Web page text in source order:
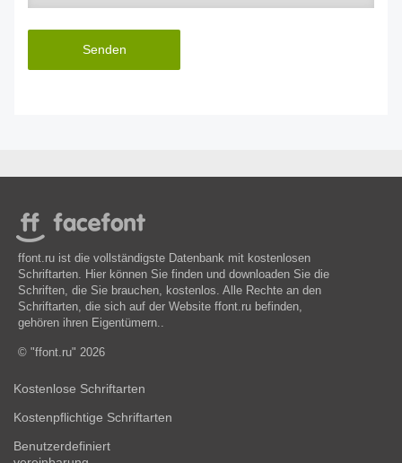
Senden
ffont.ru ist die vollständigste Datenbank mit kostenlosen
Schriftarten. Hier können Sie finden und downloaden Sie die
Schriften, die Sie brauchen, kostenlos. Alle Rechte an den
Schriftarten, die sich auf der Website ffont.ru befinden,
gehören ihren Eigentümern..
© "ffont.ru" 2026
Kostenlose Schriftarten
Kostenpflichtige Schriftarten
Benutzerdefiniert